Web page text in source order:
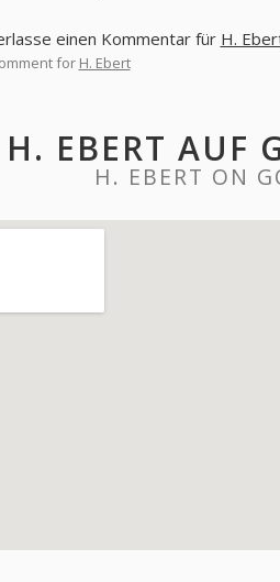
einen Kommentar für H.
for H. Ebert
H. EBERT AUF
H. EBERT ON